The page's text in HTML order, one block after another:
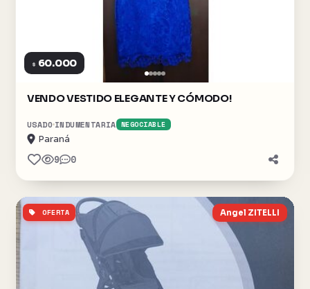
$ 60.000
VENDO VESTIDO ELEGANTE Y CÓMODO!
USADO INDUMENTARIA NEGOCIABLE
Paraná
9 0
Angel ZITELLI
OFERTA